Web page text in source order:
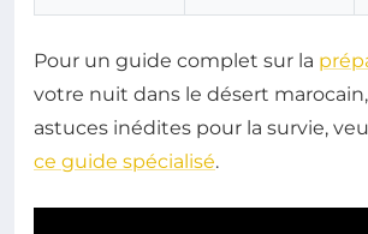
Pour un guide complet sur la
votre nuit dans le désert
astuces inédites pour la survie,
ce guide spécialisé.